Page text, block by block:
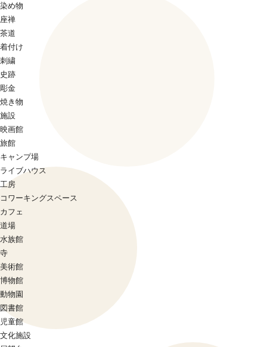
染め物
座禅
茶道
着付け
刺繍
史跡
彫金
焼き物
施設
映画館
旅館
キャンプ場
ライブハウス
工房
コワーキングスペース
カフェ
道場
水族館
寺
美術館
博物館
動物園
図書館
児童館
文化施設